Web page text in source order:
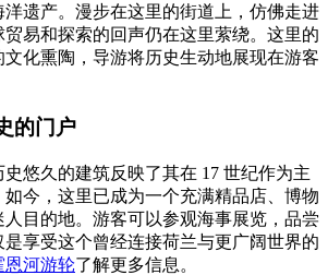
遗产。漫步在这里的街道上，仿佛走进
易和探索的回声仍在这里萦绕。这里的
化熏陶，导游将历史生动地展现在游客
的门户
悠久的建筑反映了其在 17 世纪作为主
今，这里已成为一个充满精品店、博物
目的地。游客可以参观海事展览，品尝
享受这个曾经连接荷兰与更广阔世界的
恩河游轮了解更多信息。